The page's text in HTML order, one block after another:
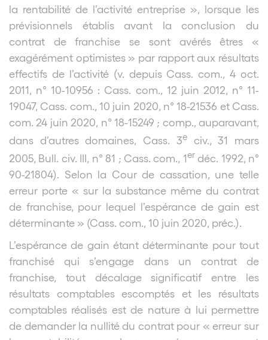
la rentabilité de l’activité entreprise », lorsque les
prévisionnels établis avant la conclusion du
contrat de franchise se sont avérés êtres «
exagérément optimistes » par rapport aux résultats
effectifs de l’activité (v. depuis Cass. com., 4 oct.
2011, n° 10-10956 : Cass. com., 12 juin 2012, n° 11-
19047, Cass. com., 10 juin 2020, n° 18-21536 et Cass.
com. 24 juin 2020, n° 18-15249 ; comp., auparavant,
dans d’autres domaines, Cass. 3eciv., 31 mars
2005, Bull. civ. III, n° 81 ; Cass. com., 1erdéc. 1992, n°
90-21804). Selon la Cour de cassation, une telle
erreur porte « sur la substance même du contrat
de franchise, pour lequel l’espérance de gain est
déterminante » (Cass. com., 10 juin 2020, préc.).
L’espérance de gain étant déterminante pour tout
franchisé qui s’engage dans un contrat de
franchise, tout décalage significatif entre les
résultats comptables escomptés et les résultats
comptables réalisés est de nature à lui permettre
de demander la nullité du contrat pour « erreur sur